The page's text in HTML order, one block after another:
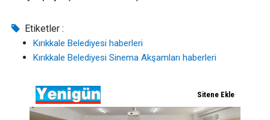
Etiketler :
Kırıkkale Belediyesi haberleri
Kırıkkale Belediyesi Sinema Akşamları haberleri